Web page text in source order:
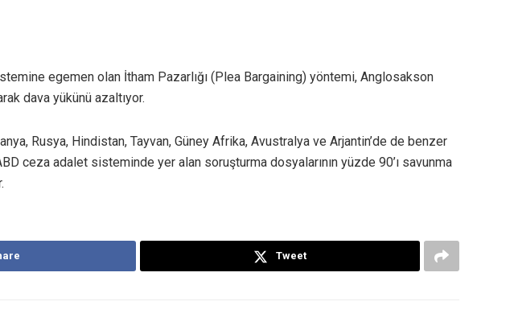
egemen olan İtham Pazarlığı (Plea Bargaining) yöntemi, Anglosakson
dava yükünü azaltıyor.
Rusya, Hindistan, Tayvan, Güney Afrika, Avustralya ve Arjantin’de de benzer
ceza adalet sisteminde yer alan soruşturma dosyalarının yüzde 90’ı savunma
Tweet